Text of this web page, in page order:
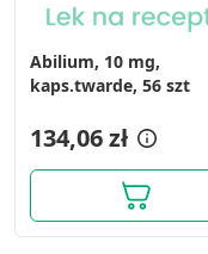
Abilium, 10 mg,
kaps.twarde, 56 szt
134,06 zł